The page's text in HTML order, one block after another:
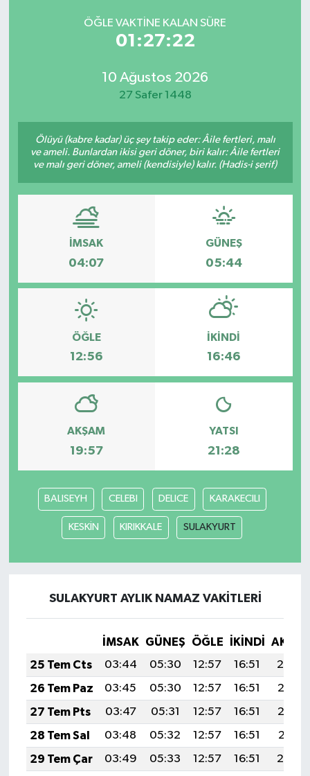
ÖĞLE VAKTINE KALAN SÜRE
01:27:22
10 Ağustos 2026
27 Safer 1448
Ölüyü (kabre kadar) üç şey takip eder: Âile fertleri, malı
ve ameli. Bunlardan ikisi geri döner, biri kalır: Âile fertleri
ve malı geri döner, ameli (kendisiyle) kalır. (Hadis-i şerif)
İMSAK
04:07
GÜNEŞ
05:44
ÖĞLE
12:56
İKINDI
16:46
AKŞAM
19:57
YATSI
21:28
BALISEYH CELEBI DELICE KARAKECILI
KESKİN KIRIKKALE SULAKYURT
SULAKYURT AYLIK NAMAZ VAKITLERI
İMSAK GÜNEŞ ÖĞLE İKINDI
25 Tem Cts
03:44 05:30 12:57 16:51
20:14
26 Tem Paz
03:45 05:30 12:57 16:51
20:13
27 Tem Pts
03:47 05:31 12:57 16:51
20:12
28 Tem Sal
03:48 05:32 12:57 16:51
20:11
29 Tem Çar
03:49 05:33 12:57 16:51
20:10